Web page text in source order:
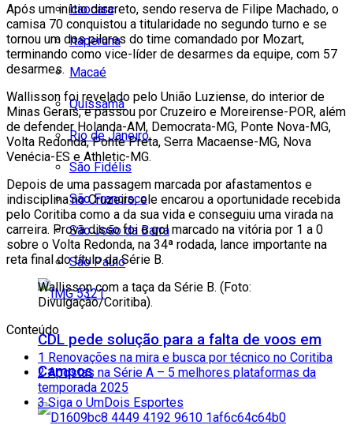
Itaocara
Itaperuna
Macaé
Quissamã
Rio de Janeiro
São Fidélis
São Francisco
São João da Barra
São Paulo
CDL pede solução para a falta de voos em
Campos
Após um início discreto, sendo reserva de Filipe Machado, o
camisa 70 conquistou a titularidade no segundo turno e se
tornou um dos pilares do time comandado por Mozart,
terminando como vice-líder de desarmes da equipe, com 57
desarmes.
Wallisson foi revelado pelo União Luziense, do interior de
Minas Gerais, e passou por Cruzeiro e Moreirense-POR, além
de defender Holanda-AM, Democrata-MG, Ponte Nova-MG,
Volta Redonda, Ponte Preta, Serra Macaense-MG, Nova
Venécia-ES e Athletic-MG.
Depois de uma passagem marcada por afastamentos e
indisciplina no Cruzeiro, ele encarou a oportunidade recebida
pelo Coritiba como a da sua vida e conseguiu uma virada na
carreira. Prova disso foi o gol marcado na vitória por 1 a 0
sobre o Volta Redonda, na 34ª rodada, lance importante na
reta final do título da Série B.
Wallisson com a taça da Série B. (Foto:
Divulgação/Coritiba).
Conteúdo
1 Renovações na mira e busca por técnico no Coritiba
2Apostas na Série A – 5 melhores plataformas da
temporada 2025
3Siga o UmDois Esportes